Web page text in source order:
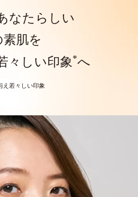
なたらしい
肌を
々しい印象 *へ
え若々しい印象